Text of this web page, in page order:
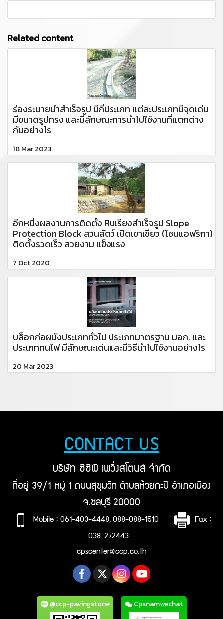
Related content
ร่องระบายน้ำสำเร็จรูป มีกี่ประเภท แต่ละประเภทมีจุดเด่น
มีขนาดรูปทรง และมีลักษณะการนำไปใช้งานที่แตกต่าง
กันอย่างไร
18 Mar 2023
อีกหนึ่งผลงานการติดตั้ง หินเรียงสำเร็จรูป Slope
Protection Block สวนสัตว์ เปิดเขาเขียว (โซนแอฟริกา)
ติดตั้งรวดเร็ว สวยงาม แข็งแรง
7 Oct 2020
บล็อกก่อผนังประเภททั่วไป ประเภทมาตรฐาน มอก. และ
ประเภททนไฟ มีลักษณะเด่นและมีวิธีนำไปใช้งานอย่างไร
20 Mar 2023
CONTACT US
บริษัท ซีซีพี เพวิ่งสโตนส์ จำกัด
ที่อยู่ 39/1 หมู่ 1 ถนนสุขุมวิท ตำบลห้วยกะปิ อำเภอเมือง
จ.ชลบุรี 20000
Mobile : 061-403-4448, 088-088-1510 Fax :
038-272443
cpscenter@ccp.co.th
@ccp-pavingstone Cpsnamwechat